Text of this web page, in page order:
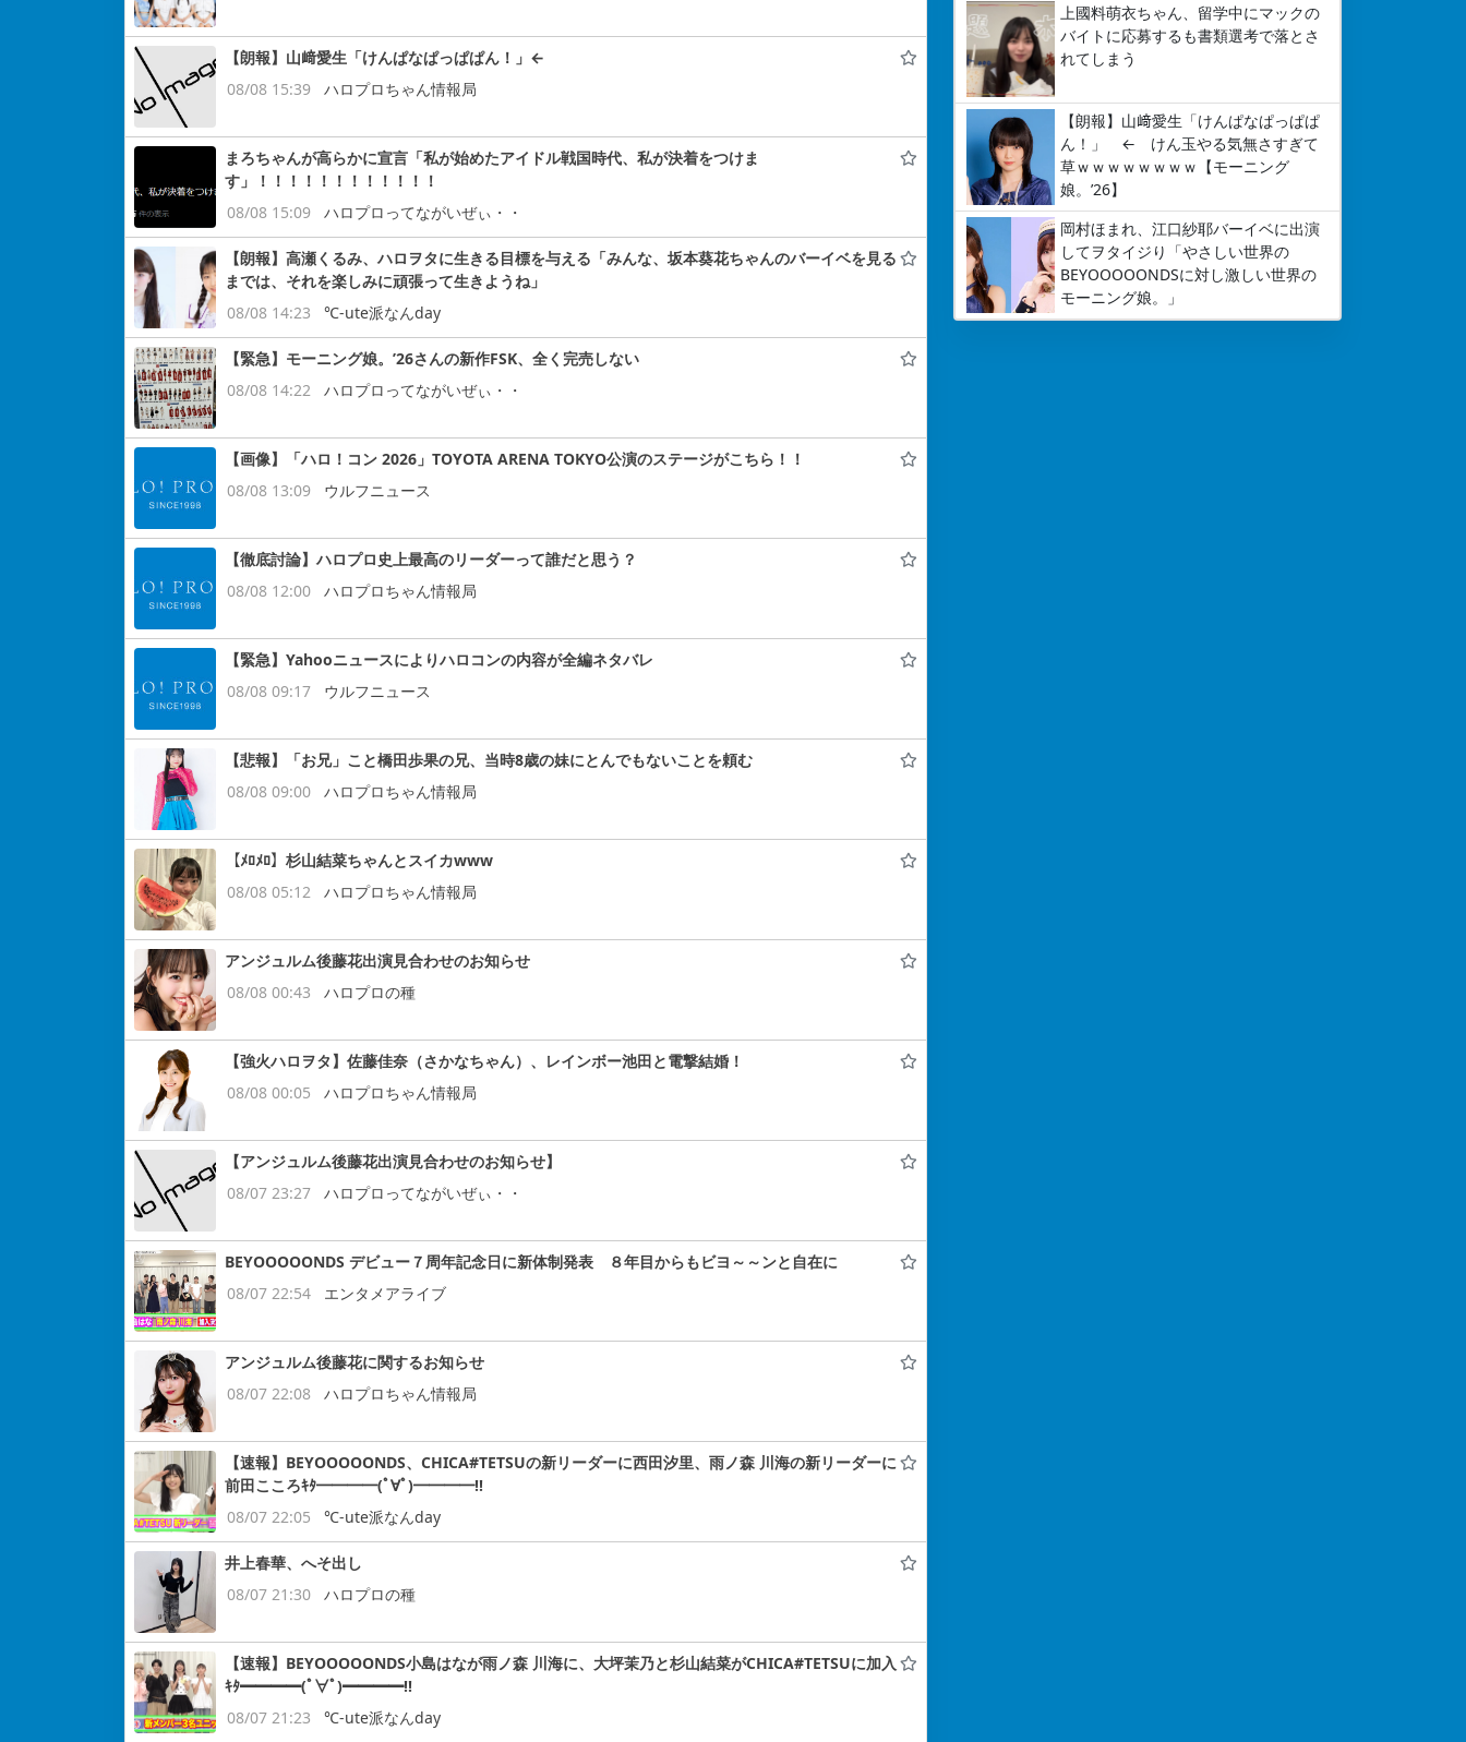
上國料萌衣ちゃん、留学中にマックの
バイトに応募するも書類選考で落とさ
れてしまう
【朗報】山﨑愛生「けんぱなぱっぱぱ
ん！」 ← けん玉やる気無さすぎて
草ｗｗｗｗｗｗｗｗ【モーニング
娘。’26】
岡村ほまれ、江口紗耶バーイベに出演
してヲタイジり「やさしい世界の
BEYOOOOONDSに対し激しい世界の
モーニング娘。」
【朗報】山﨑愛生「けんぱなぱっぱぱん！」←
08/08 15:39
ハロプロちゃん情報局
まろちゃんが高らかに宣言「私が始めたアイドル戦国時代、私が決着をつけま
す」！！！！！！！！！！！！
08/08 15:09
ハロプロってながいぜぃ・・
【朗報】高瀬くるみ、ハロヲタに生きる目標を与える「みんな、坂本葵花ちゃんのバーイベを見る
までは、それを楽しみに頑張って生きようね」
08/08 14:23
℃-ute派なんday
【緊急】モーニング娘。’26さんの新作FSK、全く完売しない
08/08 14:22
ハロプロってながいぜぃ・・
【画像】「ハロ！コン 2026」TOYOTA ARENA TOKYO公演のステージがこちら！！
08/08 13:09
ウルフニュース
【徹底討論】ハロプロ史上最高のリーダーって誰だと思う？
08/08 12:00
ハロプロちゃん情報局
【緊急】Yahooニュースによりハロコンの内容が全編ネタバレ
08/08 09:17
ウルフニュース
【悲報】「お兄」こと橋田歩果の兄、当時8歳の妹にとんでもないことを頼む
08/08 09:00
ハロプロちゃん情報局
【ﾒﾛﾒﾛ】杉山結菜ちゃんとスイカwww
08/08 05:12
ハロプロちゃん情報局
アンジュルム後藤花出演見合わせのお知らせ
08/08 00:43
ハロプロの種
【強火ハロヲタ】佐藤佳奈（さかなちゃん）、レインボー池田と電撃結婚！
08/08 00:05
ハロプロちゃん情報局
【アンジュルム後藤花出演見合わせのお知らせ】
08/07 23:27
ハロプロってながいぜぃ・・
BEYOOOOONDS デビュー７周年記念日に新体制発表 ８年目からもビヨ～～ンと自在に
08/07 22:54
エンタメアライブ
アンジュルム後藤花に関するお知らせ
08/07 22:08
ハロプロちゃん情報局
【速報】BEYOOOOONDS、CHICA#TETSUの新リーダーに西田汐里、雨ノ森 川海の新リーダーに
前田こころｷﾀ━━━━(ﾟ∀ﾟ)━━━━!!
08/07 22:05
℃-ute派なんday
井上春華、へそ出し
08/07 21:30
ハロプロの種
【速報】BEYOOOOONDS小島はなが雨ノ森 川海に、大坪茉乃と杉山結菜がCHICA#TETSUに加入
ｷﾀ━━━━(ﾟ∀ﾟ)━━━━!!
08/07 21:23
℃-ute派なんday